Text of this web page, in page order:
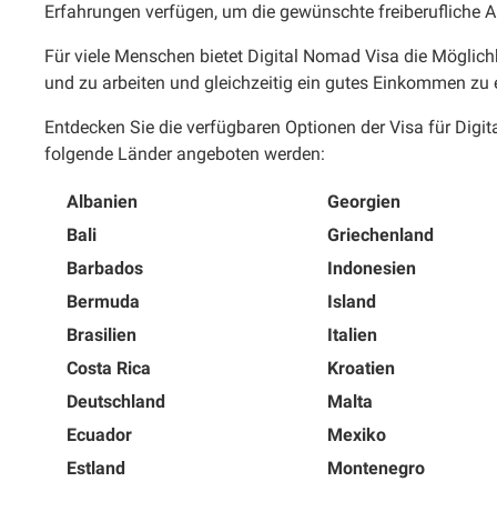
Erfahrungen verfügen, um die gewünschte freiberufliche
Für viele Menschen bietet Digital Nomad Visa die
und zu arbeiten und gleichzeitig ein gutes Einkommen zu
Entdecken Sie die verfügbaren Optionen der Visa für
folgende Länder angeboten werden:
Albanien
Bali
Barbados
Bermuda
Brasilien
Costa Rica
Deutschland
Ecuador
Estland
Georgien
Griechenland
Indonesien
Island
Italien
Kroatien
Malta
Mexiko
Montenegro